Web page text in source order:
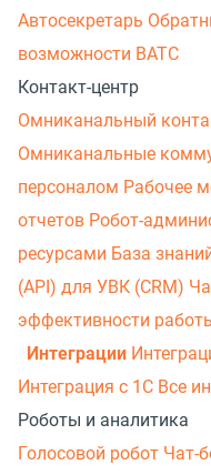
Автосекретарь
возможности ВАТС
Контакт-центр
Омниканальный
Омниканальные
персоналом Рабочее
отчетов Робот-
ресурсами База
(API) для УВК (CRM)
эффективности
Интеграции
Интеграция с 1С Все
Роботы и аналитика
Голосовой робот Чат-